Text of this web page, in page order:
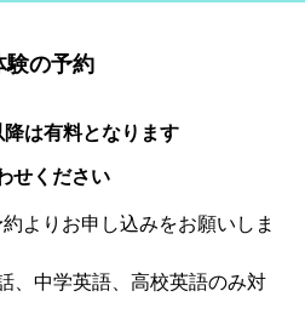
験の予約
は有料となります
せください
よりお申し込みをお願いしま
、中学英語、高校英語のみ対